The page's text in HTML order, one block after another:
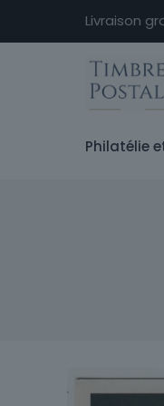
Livraison
Philatélie